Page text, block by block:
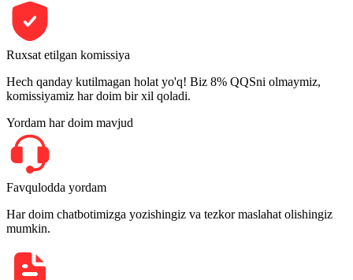
Ruxsat etilgan komissiya
Hech qanday kutilmagan holat yo'q! Biz 8% QQSni olmaymiz,
komissiyamiz har doim bir xil qoladi.
Yordam har doim mavjud
Favqulodda yordam
Har doim chatbotimizga yozishingiz va tezkor maslahat olishingiz
mumkin.